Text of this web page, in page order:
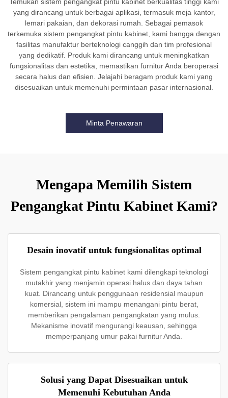
yang dirancang untuk berbagai aplikasi, termasuk meja kantor,
lemari pakaian, dan dekorasi rumah. Sebagai pemasok
terkemuka sistem pengangkat pintu kabinet, kami bangga dengan
fasilitas manufaktur berteknologi canggih dan tim profesional
yang dedikatif. Produk kami dirancang untuk meningkatkan
fungsionalitas dan estetika, memastikan furnitur Anda beroperasi
secara halus dan efisien. Jelajahi beragam produk kami yang
disesuaikan untuk memenuhi permintaan pasar internasional.
Minta Penawaran
Mengapa Memilih Sistem
Pengangkat Pintu Kabinet Kami?
Desain inovatif untuk fungsionalitas optimal
Sistem pengangkat pintu kabinet kami dilengkapi teknologi
mutakhir yang menjamin operasi halus dan daya tahan
kuat. Dirancang untuk penggunaan residensial maupun
komersial, sistem ini mampu menangani pintu berat,
memberikan pengalaman pengangkatan yang mulus.
Mekanisme inovatif mengurangi keausan, sehingga
memperpanjang umur pakai furnitur Anda.
Solusi yang Dapat Disesuaikan untuk
Memenuhi Kebutuhan Anda